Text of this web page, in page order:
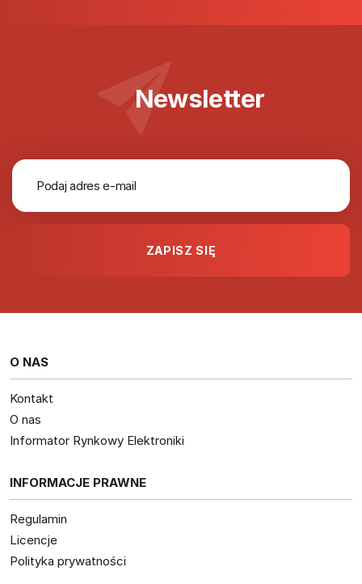
Newsletter
O NAS
Kontakt
O nas
Informator Rynkowy Elektroniki
INFORMACJE PRAWNE
Regulamin
Licencje
Polityka prywatności